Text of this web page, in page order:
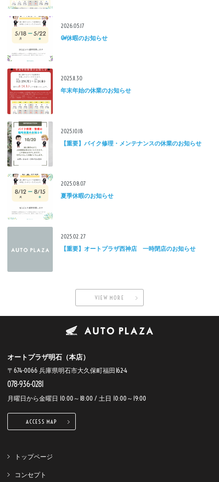
2026.05.17
GW休暇のお知らせ
2025.11.30
年末年始の休業のお知らせ
2025.10.18
【重要】バイク修理・メンテナンスの休業のお知らせ
2025.08.07
夏季休暇のお知らせ
2025.02.27
【重要】オートプラザ西神店 一時閉店のお知らせ
VIEW MORE
オートプラザ明石（本店）
〒674-0066 兵庫県明石市大久保町福田162-4
078-936-0281
月曜日から金曜日 10:00～18:00 / 土日 10:00～19:00
ACCESS MAP
トップページ
コンセプト